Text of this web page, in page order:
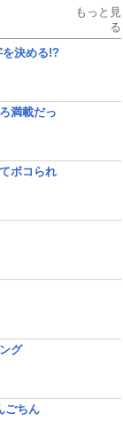
もっと見
る
決める!?
満載だっ
ボコられ
グ
ごちん